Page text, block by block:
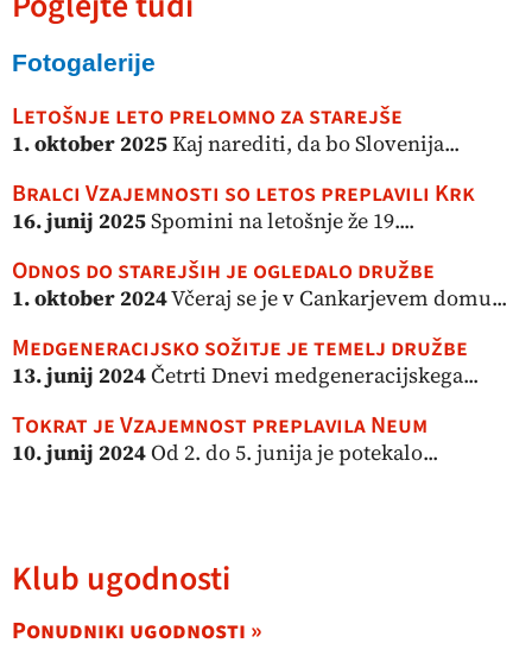
Fotogalerije
Letošnje leto prelomno za starejše
1. oktober 2025Kaj narediti, da bo Slovenija...
Bralci Vzajemnosti so letos preplavili Krk
16. junij 2025Spomini na letošnje že 19....
Odnos do starejših je ogledalo družbe
1. oktober 2024Včeraj se je v Cankarjevem domu...
Medgeneracijsko sožitje je temelj družbe
13. junij 2024Četrti Dnevi medgeneracijskega...
Tokrat je Vzajemnost preplavila Neum
10. junij 2024Od 2. do 5. junija je potekalo...
Klub ugodnosti
Ponudniki ugodnosti »